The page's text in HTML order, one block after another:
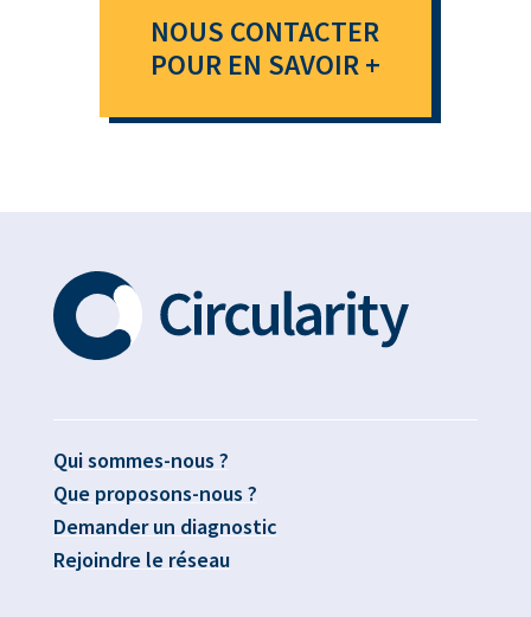
NOUS CONTACTER
POUR EN SAVOIR +
Qui sommes-nous ?
Que proposons-nous ?
Demander un diagnostic
Rejoindre le réseau